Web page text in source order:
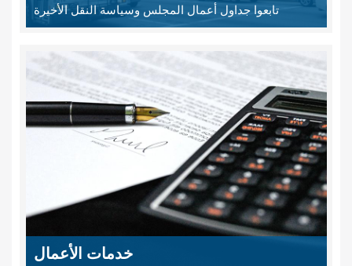
تابعوا جداول أعمال المجلس وسياسة النقل الأخيرة
خدمات الأعمال